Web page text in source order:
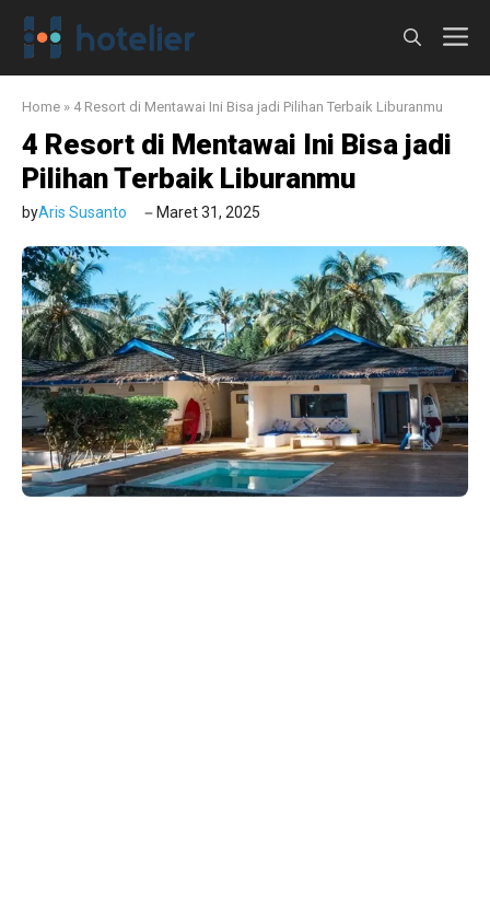
Langsung
Home » 4 Resort di Mentawai Ini Bisa jadi Pilihan Terbaik Liburanmu
4 Resort di Mentawai Ini Bisa jadi
Pilihan Terbaik Liburanmu
byAris Susanto Maret 31, 2025